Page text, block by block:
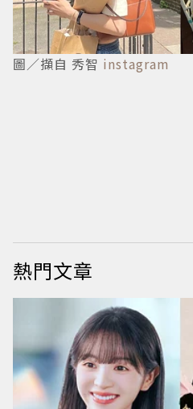
圖／擷自 秀智 instagram
熱門文章